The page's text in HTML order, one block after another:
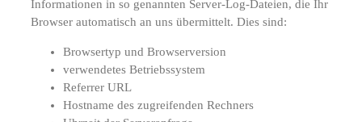
Informationen in so genannten Server-Log-Dateien, die Ihr
Browser automatisch an uns übermittelt. Dies sind:
Browsertyp und Browserversion
verwendetes Betriebssystem
Referrer URL
Hostname des zugreifenden Rechners